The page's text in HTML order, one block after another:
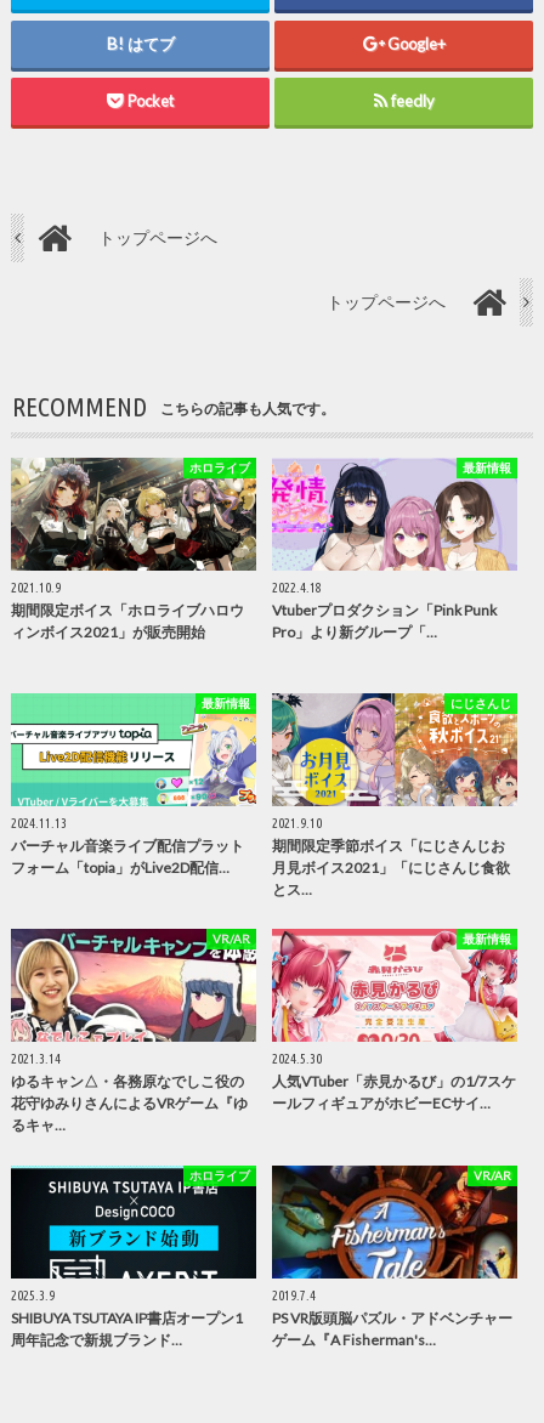
はてブ Google+
Pocket feedly
トップページへ
トップページへ
RECOMMEND こちらの記事も人気です。
ホロライブ
2021.10.9
期間限定ボイス「ホロライブハロウ
ィンボイス2021」が販売開始
最新情報
2022.4.18
Vtuberプロダクション「Pink Punk
Pro」より新グループ「…
最新情報
2024.11.13
バーチャル音楽ライブ配信プラット
フォーム「topia」がLive2D配信…
にじさんじ
2021.9.10
期間限定季節ボイス「にじさんじお
月見ボイス2021」「にじさんじ食欲
とス…
VR/AR
2021.3.14
ゆるキャン△・各務原なでしこ役の
花守ゆみりさんによるVRゲーム『ゆ
るキャ…
最新情報
2024.5.30
人気VTuber「赤見かるび」の1/7スケ
ールフィギュアがホビーECサイ…
ホロライブ
2025.3.9
SHIBUYA TSUTAYA IP書店オープン1
周年記念で新規ブランド…
VR/AR
2019.7.4
PS VR版頭脳パズル・アドベンチャー
ゲーム『A Fisherman's…